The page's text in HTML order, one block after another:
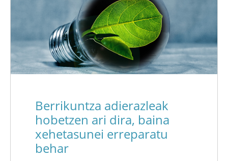
Berrikuntza adierazleak
hobetzen ari dira, baina
xehetasunei erreparatu
behar